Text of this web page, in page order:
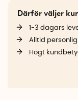
Därför väljer
1-3 dagars
Alltid
Högt